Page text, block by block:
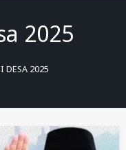
2025
DESA 2025